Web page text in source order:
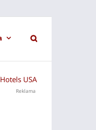
Reklama